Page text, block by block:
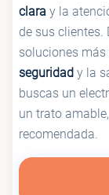
clara y la
de sus clientes.
soluciones
seguridad y la
buscas un
un trato
recomendada.